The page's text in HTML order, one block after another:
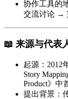
协作工具的
交流讨论 →
📖 来源与代表
起源 ：2012
Story
Product》中
提出背景 ：